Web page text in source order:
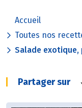
Accueil
Toutes nos
Salade exotique,
Partager sur